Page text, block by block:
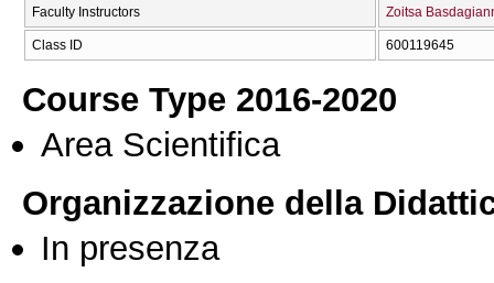
Faculty Instructors Zoitsa
Class ID 600119645
Course Type 2016-2020
Area Scientifica
Organizzazione della
In presenza